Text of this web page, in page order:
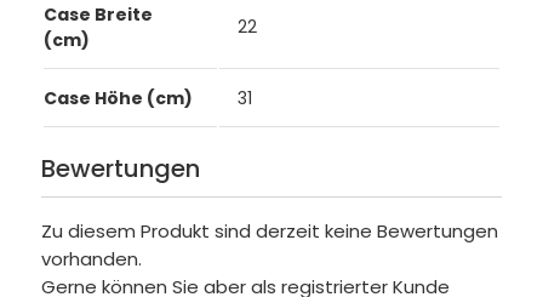
Case Breite
(cm)
22
Case Höhe (cm) 31
Bewertungen
Zu diesem Produkt sind derzeit keine Bewertungen
vorhanden.
Gerne können Sie aber als registrierter Kunde